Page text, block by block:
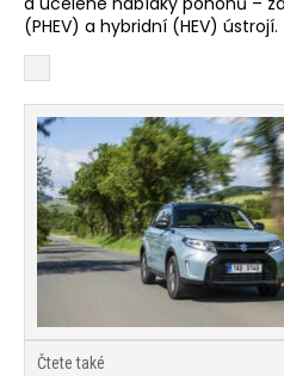
(PHEV) a hybridní (HEV) ústrojí.
Čtete také